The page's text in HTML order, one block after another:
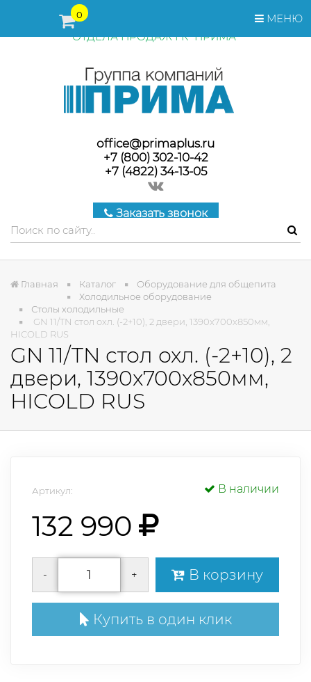
МЕНЮ
0
ПЕРЕД ОФОРМЛЕНИЕМ ЗАКАЗА, СТОИМОСТЬ И СРОКИ
ПОСТАВКИ ТОВАРА УТОЧНЯЙТЕ У МЕНЕДЖЕРОВ
ОТДЕЛА ПРОДАЖ ГК "ПРИМА"
office@primaplus.ru
+7 (800) 302-10-42
+7 (4822) 34-13-05
Заказать звонок
Главная Каталог
Оборудование для общепита
Холодильное оборудование
Столы холодильные
GN 11/TN стол охл. (-2+10), 2 двери, 1390х700х850мм,
HICOLD RUS
GN 11/TN стол охл. (-2+10), 2
двери, 1390х700х850мм,
HICOLD RUS
Артикул: В наличии
132 990
- + В корзину
Купить в один клик